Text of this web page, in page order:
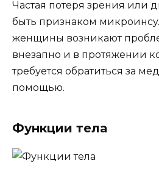
Частая потеря зрения или
быть признаком
женщины возникают
внезапно и в протяжении
требуется обратиться за
помощью.
Функции тела